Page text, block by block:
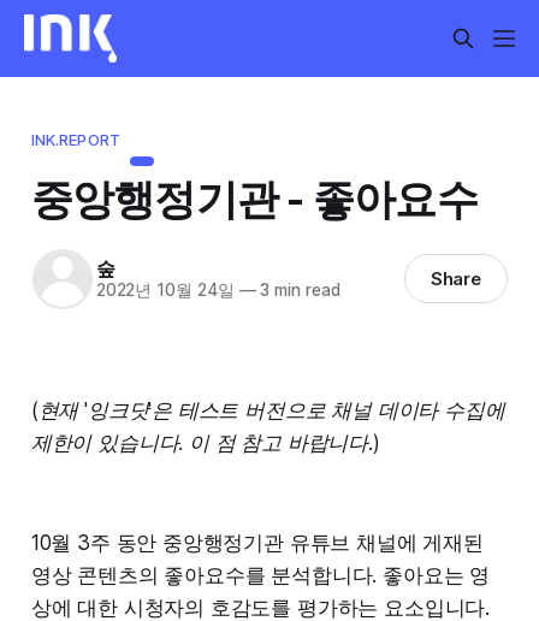
INK.REPORT
중앙행정기관 - 좋아요수
숲
2022년 10월 24일 —3 min read Share
(현재 '잉크닷'은 테스트 버전으로 채널 데이타 수집에
제한이 있습니다. 이 점 참고 바랍니다.)
10월 3주 동안 중앙행정기관 유튜브 채널에 게재된
영상 콘텐츠의 좋아요수를 분석합니다. 좋아요는 영
상에 대한 시청자의 호감도를 평가하는 요소입니다.